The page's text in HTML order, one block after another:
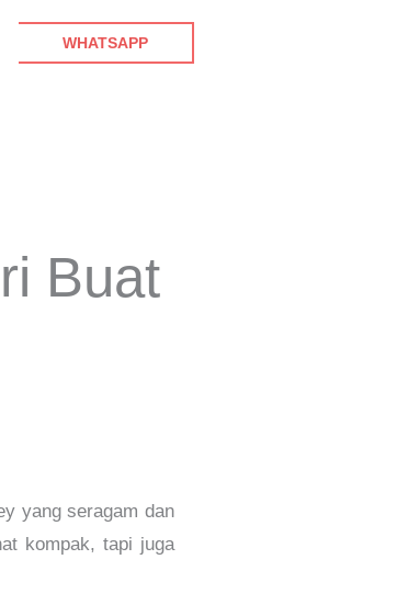
WHATSAPP
Buat
yang seragam dan
kompak, tapi juga